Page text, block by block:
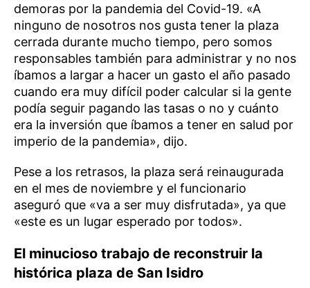
demoras por la pandemia del Covid-19. «A
ninguno de nosotros nos gusta tener la plaza
cerrada durante mucho tiempo, pero somos
responsables también para administrar y no nos
íbamos a largar a hacer un gasto el año pasado
cuando era muy difícil poder calcular si la gente
podía seguir pagando las tasas o no y cuánto
era la inversión que íbamos a tener en salud por
imperio de la pandemia», dijo.
Pese a los retrasos, la plaza será reinaugurada
en el mes de noviembre y el funcionario
aseguró que «va a ser muy disfrutada», ya que
«este es un lugar esperado por todos».
El minucioso trabajo de reconstruir la
histórica plaza de San Isidro